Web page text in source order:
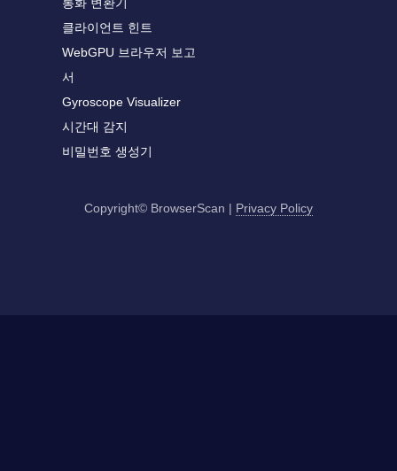
클라이언트 힌트
WebGPU 브라우저 보고
서
Gyroscope Visualizer
시간대 감지
비밀번호 생성기
Copyright© BrowserScan | Privacy Policy